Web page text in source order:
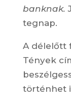
banknak.
tegnap.
A délelőtt
Tények
történhet